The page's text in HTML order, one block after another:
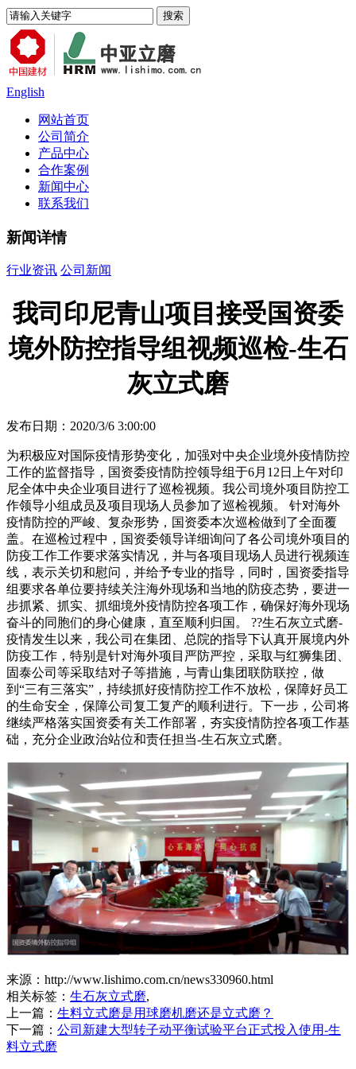
English
网站首页
公司简介
产品中心
合作案例
新闻中心
联系我们
新闻详情
行业资讯 公司新闻
我司印尼青山项目接受国资委
境外防控指导组视频巡检-生石
灰立式磨
发布日期：2020/3/6 3:00:00
为积极应对国际疫情形势变化，加强对中央企业境外疫情防控
工作的监督指导，国资委疫情防控领导组于6月12日上午对印
尼全体中央企业项目进行了巡检视频。我公司境外项目防控工
作领导小组成员及项目现场人员参加了巡检视频。 针对海外
疫情防控的严峻、复杂形势，国资委本次巡检做到了全面覆
盖。在巡检过程中，国资委领导详细询问了各公司境外项目的
防疫工作工作要求落实情况，并与各项目现场人员进行视频连
线，表示关切和慰问，并给予专业的指导，同时，国资委指导
组要求各单位要持续关注海外现场和当地的防疫态势，要进一
步抓紧、抓实、抓细境外疫情防控各项工作，确保好海外现场
奋斗的同胞们的身心健康，直至顺利归国。 ??生石灰立式磨-
疫情发生以来，我公司在集团、总院的指导下认真开展境内外
防疫工作，特别是针对海外项目严防严控，采取与红狮集团、
固泰公司等采取结对子等措施，与青山集团联防联控，做
到“三有三落实”，持续抓好疫情防控工作不放松，保障好员工
的生命安全，保障公司复工复产的顺利进行。下一步，公司将
继续严格落实国资委有关工作部署，夯实疫情防控各项工作基
础，充分企业政治站位和责任担当-生石灰立式磨。
来源：http://www.lishimo.com.cn/news330960.html
相关标签： 生石灰立式磨,
上一篇： 生料立式磨是用球磨机磨还是立式磨？
下一篇： 公司新建大型转子动平衡试验平台正式投入使用-生
料立式磨